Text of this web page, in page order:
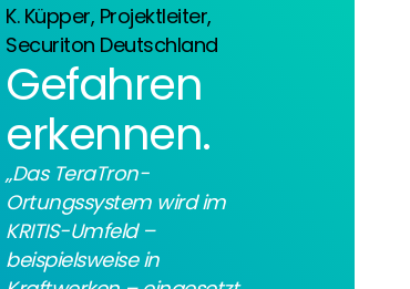
K. Küpper, Projektleiter,
Securiton Deutschland
Gefahren
erkennen.
„Das TeraTron-
Ortungssystem wird im
KRITIS-Umfeld –
beispielsweise in